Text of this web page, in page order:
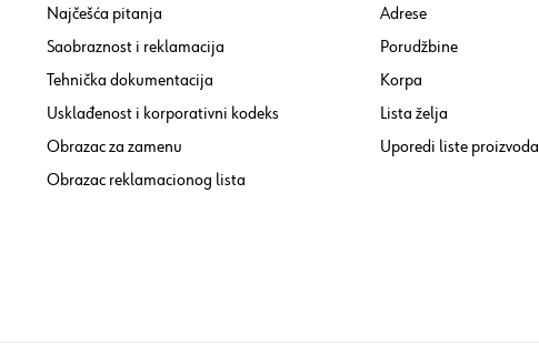
Najčešća pitanja
Saobraznost i reklamacija
Tehnička dokumentacija
Usklađenost i korporativni kodeks
Obrazac za zamenu
Obrazac reklamacionog lista
Adrese
Porudžbine
Korpa
Lista želja
Uporedi liste proizvoda